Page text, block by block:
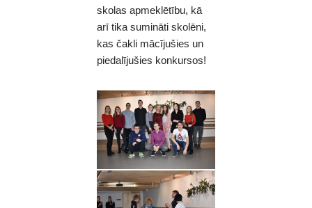
skolas apmeklētību, kā
arī tika sumināti skolēni,
kas čakli mācījušies un
piedalījušies konkursos!